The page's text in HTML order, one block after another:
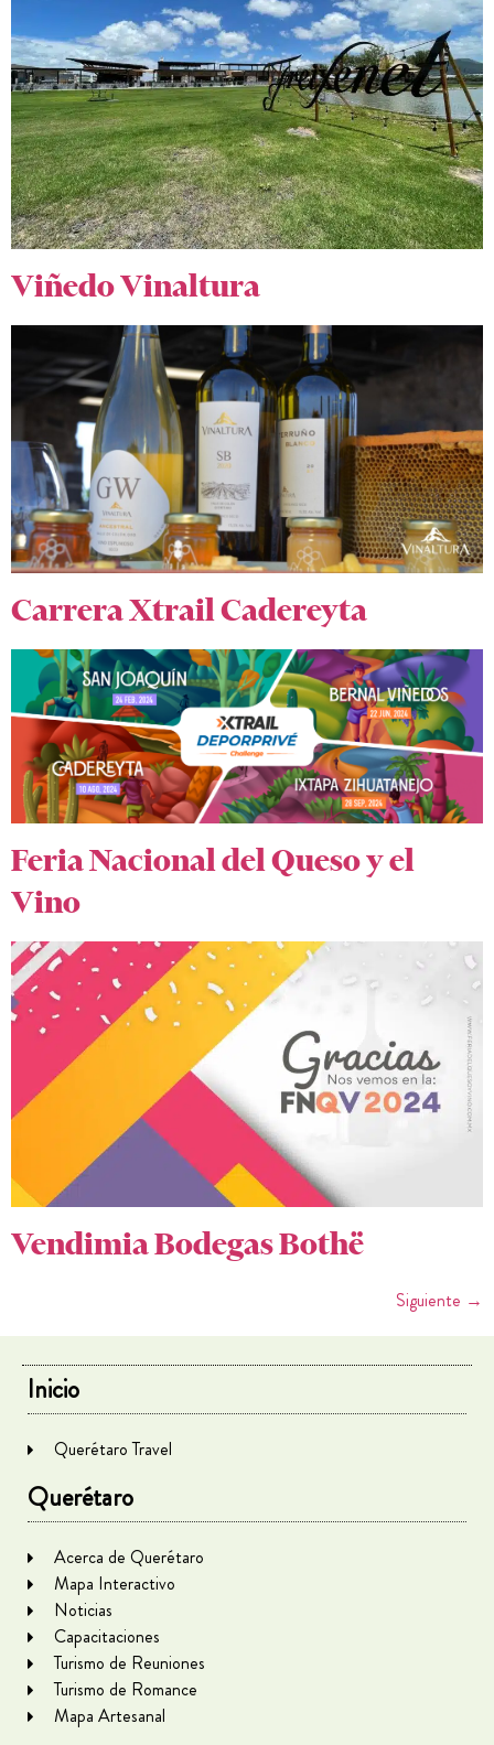
Viñedo Vinaltura
Carrera Xtrail Cadereyta
Feria Nacional del Queso y el
Vino
Vendimia Bodegas Bothë
Siguiente →
Inicio
Querétaro Travel
Querétaro
Acerca de Querétaro
Mapa Interactivo
Noticias
Capacitaciones
Turismo de Reuniones
Turismo de Romance
Mapa Artesanal